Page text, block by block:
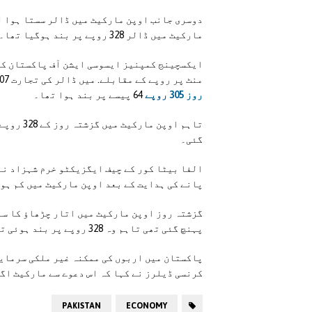
دوسری جانب اوپن مارکیٹ میں ڈالر سستا ہوا
مارکیٹ میں ڈالر 328 روپے پر بند ہوگیا تھا۔
منٹ پر روپے کے مقابلے. میں ڈالر کی تجارت 307 روپے میں کی جا رہی تھی،
روز 305 روپے
64 پیسے پر بند ہوا تھا۔
گئی۔
الفا بیٹا کور کے چیف ایگزیکٹو خرم شہزاد
پانے کی ہدایت کے بعد اوپن مارکیٹ میں کم
پہنچ گئی تھی تاہم وہ 328 روپے پر بند ہوئی تھی۔
پاکستان میں اربوں کی ممکنہ غیر ملکی
کرنسی ڈیلرز نے کہا کہ اس دعوے سے مارکیٹ
ECONOMY
PAKISTAN